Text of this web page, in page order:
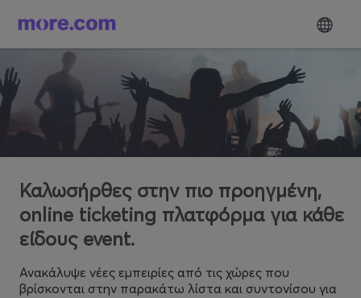
Καλωσήρθες στην πιο προηγμένη,
online ticketing πλατφόρμα για κάθε
είδους event.
Ανακάλυψε νέες εμπειρίες από τις χώρες που
βρίσκονται στην παρακάτω λίστα και συντονίσου για